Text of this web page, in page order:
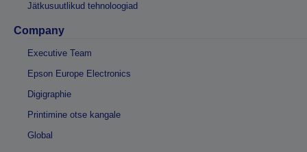
Jätkusuutlikud tehnoloogiad
Company
Executive Team
Epson Europe Electronics
Digigraphie
Printimine otse kangale
Global